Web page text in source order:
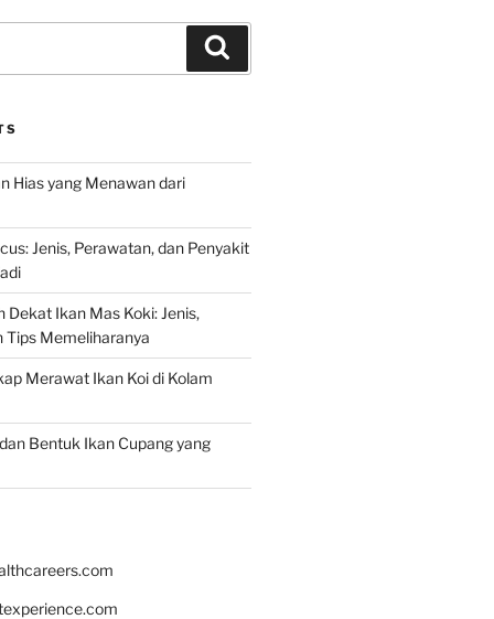
Hias yang Menawan dari
Jenis, Perawatan, dan Penyakit
Dekat Ikan Mas Koki: Jenis,
Tips Memeliharanya
Merawat Ikan Koi di Kolam
Bentuk Ikan Cupang yang